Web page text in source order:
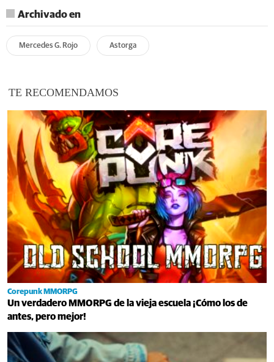
Archivado en
Mercedes G. Rojo Astorga
TE RECOMENDAMOS
Corepunk MMORPG
Un verdadero MMORPG de la vieja escuela ¡Cómo los de
antes, pero mejor!